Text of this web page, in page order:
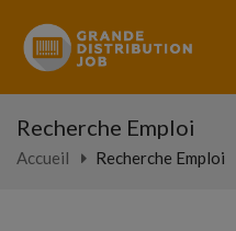
Recherche Emploi
Accueil Recherche Emploi